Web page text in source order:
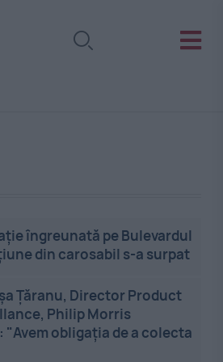
îngreunată pe Bulevardul
din carosabil s-a surpat
Țăranu, Director Product
Philip Morris
obligația de a colecta